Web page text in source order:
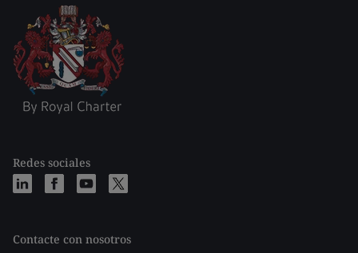
Redes sociales
Contacte con nosotros